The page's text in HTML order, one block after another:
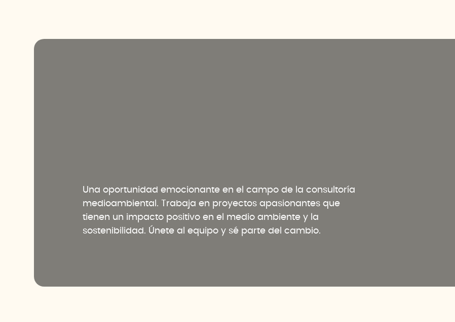
Una oportunidad emocionante en el campo de la consultoría
medioambiental. Trabaja en proyectos apasionantes que
tienen un impacto positivo en el medio ambiente y la
sostenibilidad. Únete al equipo y sé parte del cambio.